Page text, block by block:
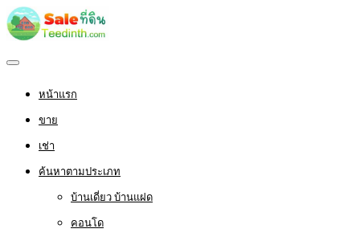
หน้าแรก
ขาย
เช่า
ค้นหาตามประเภท
บ้านเดี่ยว บ้านแฝด
คอนโด